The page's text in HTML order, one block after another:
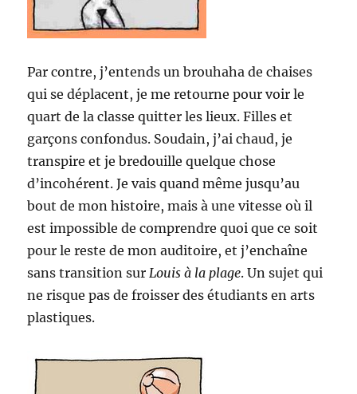
Par contre, j’entends un brouhaha de chaises
qui se déplacent, je me retourne pour voir le
quart de la classe quitter les lieux. Filles et
garçons confondus. Soudain, j’ai chaud, je
transpire et je bredouille quelque chose
d’incohérent. Je vais quand même jusqu’au
bout de mon histoire, mais à une vitesse où il
est impossible de comprendre quoi que ce soit
pour le reste de mon auditoire, et j’enchaîne
sans transition sur Louis à la plage. Un sujet qui
ne risque pas de froisser des étudiants en arts
plastiques.